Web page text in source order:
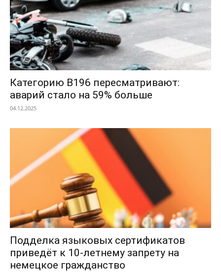
Категорию B196 пересматривают:
аварий стало на 59% больше
04.12.2025
Подделка языковых сертификатов
приведёт к 10-летнему запрету на
немецкое гражданство